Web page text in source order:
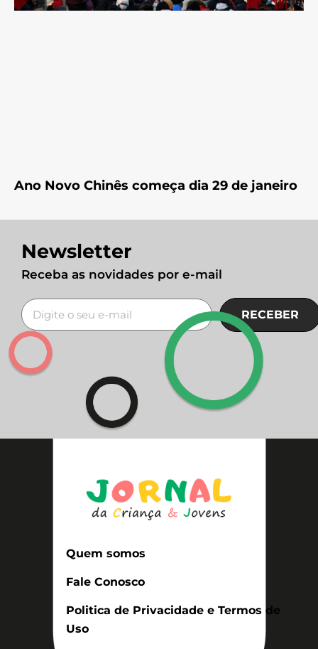
Ano Novo Chinês começa dia 29 de janeiro
Newsletter
Receba as novidades por e-mail
RECEBER
Quem somos
Fale Conosco
Politica de Privacidade e Termos de
Uso